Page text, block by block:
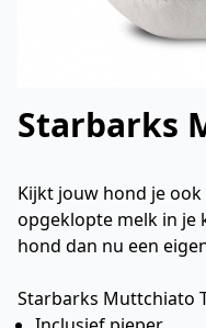
Starbarks
Kijkt jouw hond je ook
opgeklopte melk in je
hond dan nu een
Starbarks Muttchiato